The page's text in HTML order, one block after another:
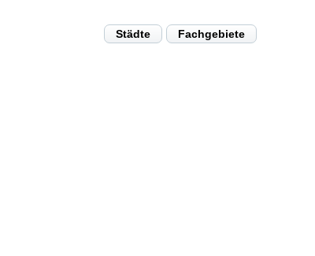
Städte Fachgebiete